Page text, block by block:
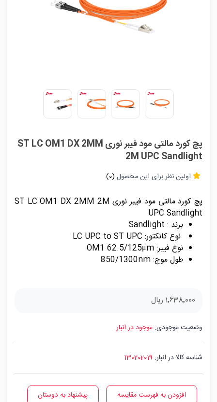
پچ کورد مالتی مود فیبر نوری ST LC OM1 DX 2MM
2M UPC Sandlight
اولین نظر برای این محصول (0)
پچ کورد مالتی مود فیبر نوری ST LC OM1 DX 2MM 2M
UPC Sandlight
برند : Sandlight
نوع کانکتور: LC UPC to ST UPC
نوع فیبر: OM1 62.5/125μm
طول موج: 850/1300nm
1٬638٬000 ریال
وضعیت موجودی: موجود در انبار
شناسه کالا در انبار: 130202019
افزودن به فهرست مقایسه پیشنهاد به دوستان